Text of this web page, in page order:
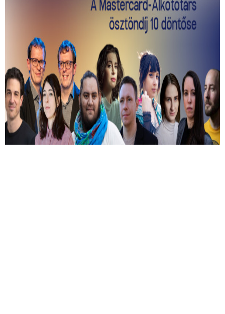
Kiválasztották a 2026-os Mastercard -
Alkotótárs ösztöndíj 10 döntősét!
Közülük kerül ki a két győztes.